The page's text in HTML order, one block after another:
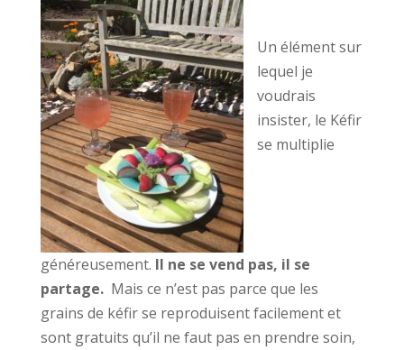
Un élément sur
lequel je
voudrais
insister, le Kéfir
se multiplie
généreusement. Il ne se vend pas, il se
partage.Mais ce n’est pas parce que les
grains de kéfir se reproduisent facilement et
sont gratuits qu’il ne faut pas en prendre soin,